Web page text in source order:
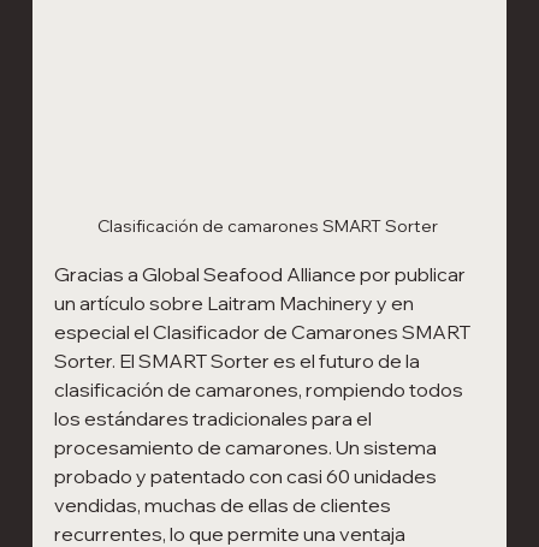
Clasificación de camarones SMART Sorter
Gracias a Global Seafood Alliance por publicar
un artículo sobre Laitram Machinery y en
especial el Clasificador de Camarones SMART
Sorter. El SMART Sorter es el futuro de la
clasificación de camarones, rompiendo todos
los estándares tradicionales para el
procesamiento de camarones. Un sistema
probado y patentado con casi 60 unidades
vendidas, muchas de ellas de clientes
recurrentes, lo que permite una ventaja